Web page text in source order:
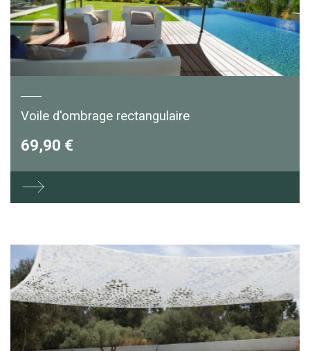
Voile d'ombrage rectangulaire
69,90 €